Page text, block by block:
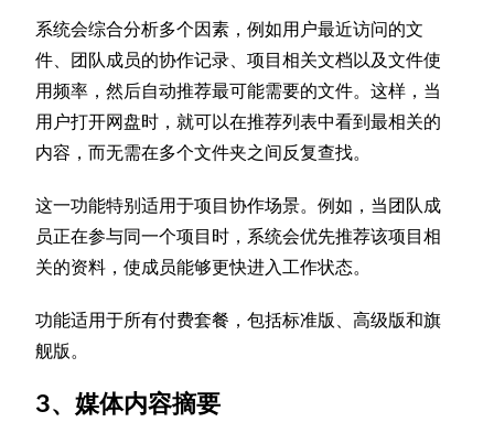
系统会综合分析多个因素，例如用户最近访问的文
件、团队成员的协作记录、项目相关文档以及文件使
用频率，然后自动推荐最可能需要的文件。这样，当
用户打开网盘时，就可以在推荐列表中看到最相关的
内容，而无需在多个文件夹之间反复查找。
这一功能特别适用于项目协作场景。例如，当团队成
员正在参与同一个项目时，系统会优先推荐该项目相
关的资料，使成员能够更快进入工作状态。
功能适用于所有付费套餐，包括标准版、高级版和旗
舰版。
3、媒体内容摘要